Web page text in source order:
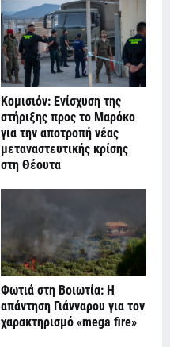
Κομισιόν: Ενίσχυση της
στήριξης προς το Μαρόκο
για την αποτροπή νέας
μεταναστευτικής κρίσης
στη Θέουτα
Φωτιά στη Βοιωτία: Η
απάντηση Γιάνναρου για τον
χαρακτηρισμό «mega fire»